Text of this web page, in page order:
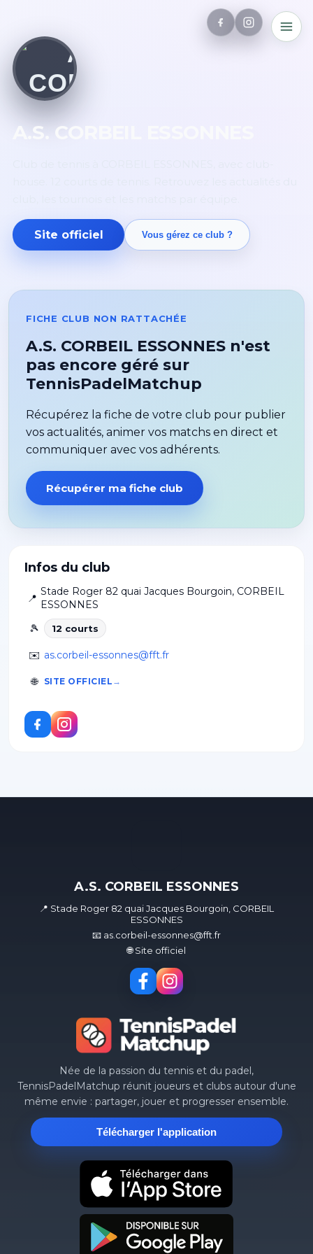
A.S. CORBEIL ESSONNES
Site officiel Vous gérez ce club ?
Infos du club
📍
Stade Roger 82 quai Jacques Bourgoin, CORBEIL
ESSONNES
🎾
12 courts
✉️ as.corbeil-essonnes@fft.fr
🌐 SITE OFFICIEL
FICHE CLUB NON RATTACHÉE
A.S. CORBEIL ESSONNES n'est
pas encore géré sur
TennisPadelMatchup
Récupérez la fiche de votre club pour publier
vos actualités, animer vos matchs en direct et
communiquer avec vos adhérents.
Récupérer ma fiche club
A.S. CORBEIL ESSONNES
📍 Stade Roger 82 quai Jacques Bourgoin, CORBEIL
ESSONNES
📧 as.corbeil-essonnes@fft.fr
🌐 Site officiel
Née de la passion du tennis et du padel,
TennisPadelMatchup réunit joueurs et clubs autour d'une
même envie : partager, jouer et progresser ensemble.
Télécharger l'application